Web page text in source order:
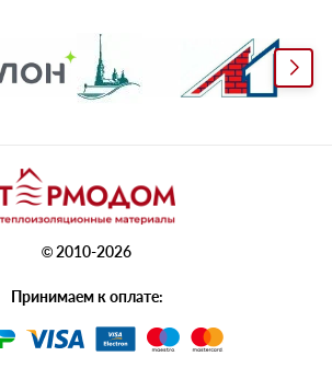
© 2010-2026
Принимаем к оплате: